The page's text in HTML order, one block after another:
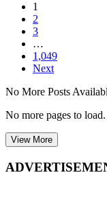
1
2
3
…
1,049
Next
No More Posts
No more pages to load.
View More